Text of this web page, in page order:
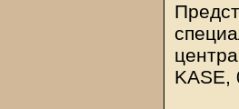
KASE,